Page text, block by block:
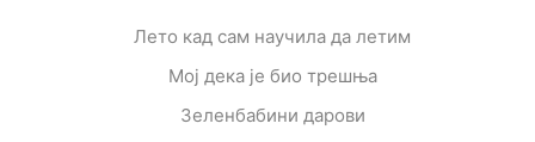
Лето кад сам научила да летим
Мој дека је био трешња
Зеленбабини дарови